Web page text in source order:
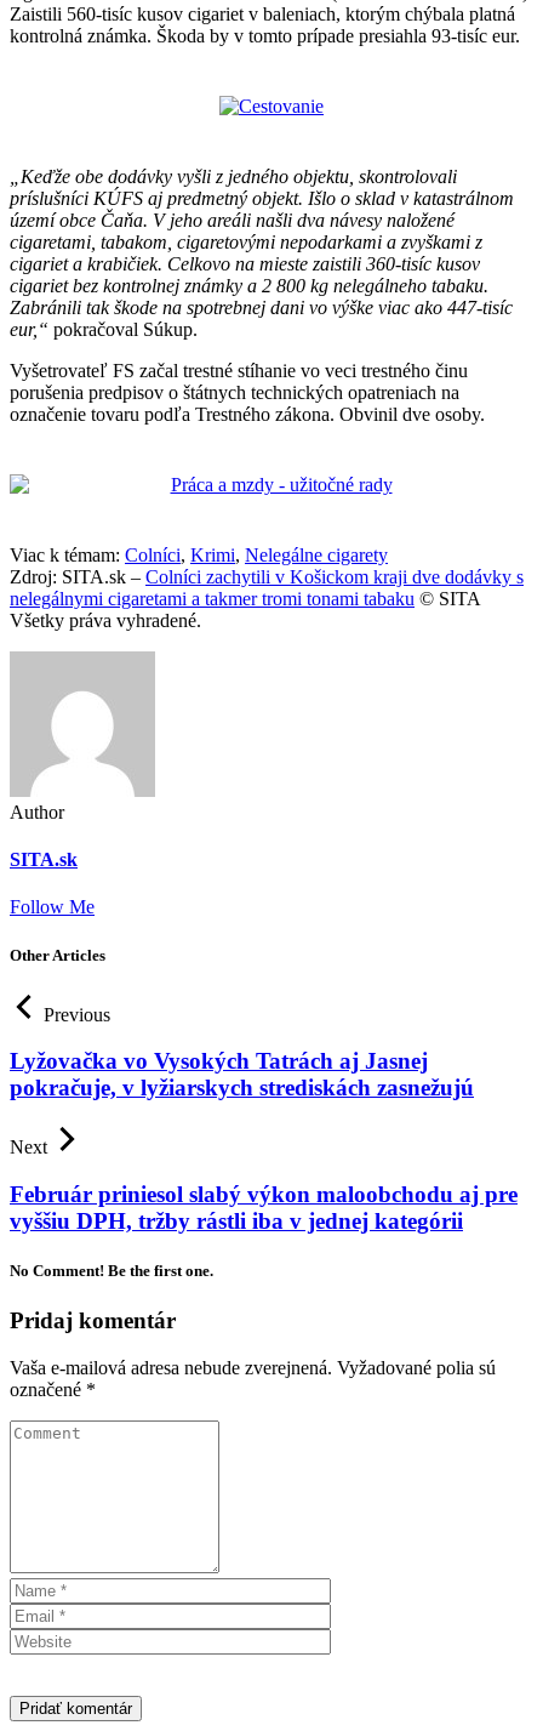
Zaistili 560-tisíc kusov cigariet v baleniach, ktorým chýbala platná
kontrolná známka. Škoda by v tomto prípade presiahla 93-tisíc eur.
„Keďže obe dodávky vyšli z jedného objektu, skontrolovali
príslušníci KÚFS aj predmetný objekt. Išlo o sklad v katastrálnom
území obce Čaňa. V jeho areáli našli dva návesy naložené
cigaretami, tabakom, cigaretovými nepodarkami a zvyškami z
cigariet a krabičiek. Celkovo na mieste zaistili 360-tisíc kusov
cigariet bez kontrolnej známky a 2 800 kg nelegálneho tabaku.
Zabránili tak škode na spotrebnej dani vo výške viac ako 447-tisíc
eur,“ pokračoval Súkup.
Vyšetrovateľ FS začal trestné stíhanie vo veci trestného činu
porušenia predpisov o štátnych technických opatreniach na
označenie tovaru podľa Trestného zákona. Obvinil dve osoby.
Viac k témam: Colníci, Krimi, Nelegálne cigarety
Zdroj: SITA.sk – Colníci zachytili v Košickom kraji dve dodávky s
nelegálnymi cigaretami a takmer tromi tonami tabaku © SITA
Všetky práva vyhradené.
Author
SITA.sk
Follow Me
Other Articles
Previous
Lyžovačka vo Vysokých Tatrách aj Jasnej
pokračuje, v lyžiarskych strediskách zasnežujú
Next
Február priniesol slabý výkon maloobchodu aj pre
vyššiu DPH, tržby rástli iba v jednej kategórii
No Comment! Be the first one.
Pridaj komentár
Vaša e-mailová adresa nebude zverejnená. Vyžadované polia sú
označené *